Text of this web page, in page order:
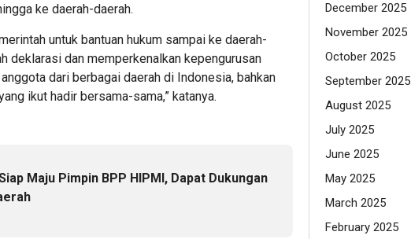
ke daerah-daerah.
untuk bantuan hukum sampai ke daerah-
deklarasi dan memperkenalkan kepengurusan
dari berbagai daerah di Indonesia, bahkan
ikut hadir bersama-sama,” katanya.
Maju Pimpin BPP HIPMI, Dapat Dukungan
December 2025
November 2025
October 2025
September 2025
August 2025
July 2025
June 2025
May 2025
March 2025
February 2025